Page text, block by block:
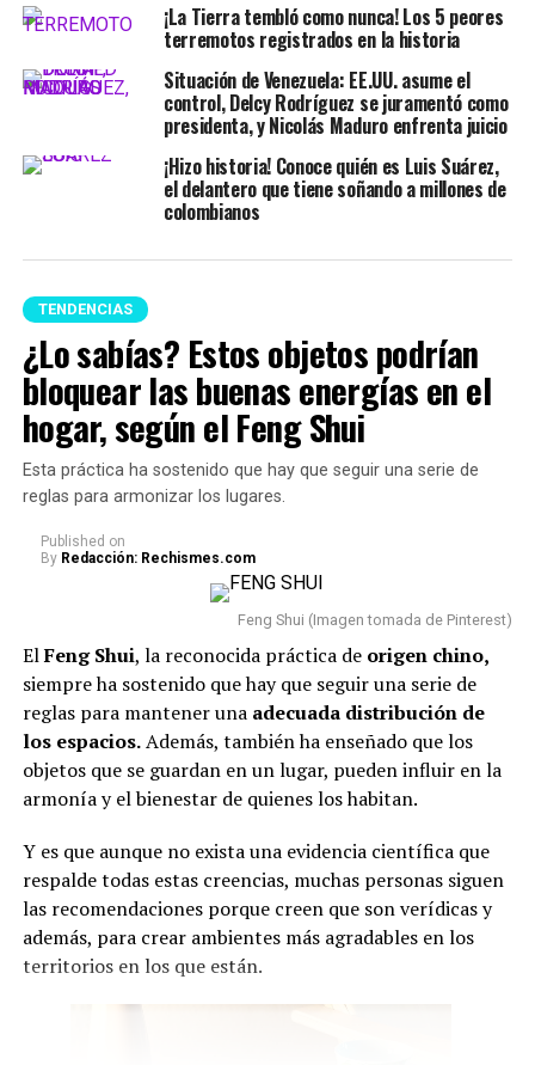
¡La Tierra tembló como nunca! Los 5 peores
terremotos registrados en la historia
Situación de Venezuela: EE.UU. asume el
control, Delcy Rodríguez se juramentó como
presidenta, y Nicolás Maduro enfrenta juicio
¡Hizo historia! Conoce quién es Luis Suárez,
el delantero que tiene soñando a millones de
colombianos
TENDENCIAS
¿Lo sabías? Estos objetos podrían
bloquear las buenas energías en el
hogar, según el Feng Shui
Esta práctica ha sostenido que hay que seguir una serie de
reglas para armonizar los lugares.
Published on
By Redacción: Rechismes.com
Feng Shui (Imagen tomada de Pinterest)
ElFeng Shui, la reconocida práctica deorigen chino,
siempre ha sostenido que hay que seguir una serie de
reglas para mantener unaadecuada distribución de
los espacios.Además, también ha enseñado que los
objetos que se guardan en un lugar, pueden influir en la
armonía y el bienestar de quienes los habitan.
Y es que aunque no exista una evidencia científica que
respalde todas estas creencias, muchas personas siguen
las recomendaciones porque creen que son verídicas y
además, para crear ambientes más agradables en los
territorios en los que están.